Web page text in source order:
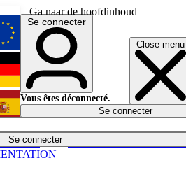
Ga naar de hoofdinhoud
Close menu
Se connecter
Économie
English
Deutsch
Español
Se connecter
Vous êtes déconnecté.
Se connecter